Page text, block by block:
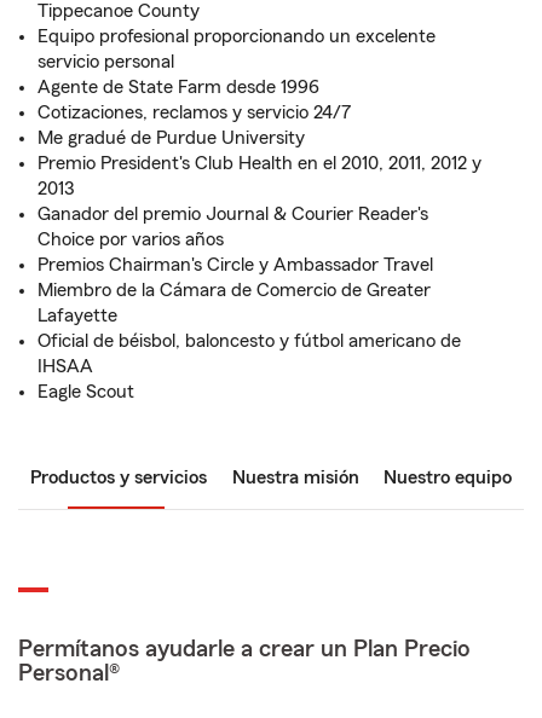
Tippecanoe County
Equipo profesional proporcionando un excelente
servicio personal
Agente de State Farm desde 1996
Cotizaciones, reclamos y servicio 24/7
Me gradué de Purdue University
Premio President's Club Health en el 2010, 2011, 2012 y
2013
Ganador del premio Journal & Courier Reader's
Choice por varios años
Premios Chairman's Circle y Ambassador Travel
Miembro de la Cámara de Comercio de Greater
Lafayette
Oficial de béisbol, baloncesto y fútbol americano de
IHSAA
Eagle Scout
Productos y servicios Nuestra misión Nuestro equipo
Permítanos ayudarle a crear un Plan Precio
Personal®